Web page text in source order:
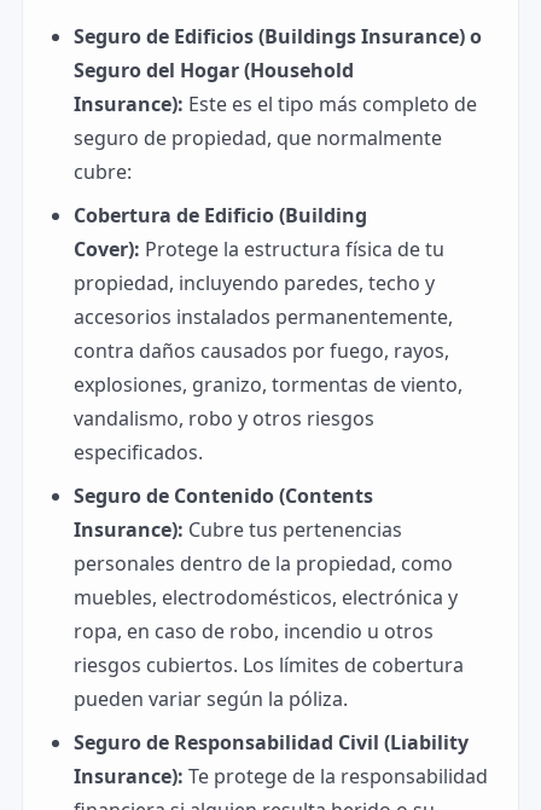
Seguro de Edificios (Buildings Insurance) o
Seguro del Hogar (Household
Insurance): Este es el tipo más completo de
seguro de propiedad, que normalmente
cubre:
Cobertura de Edificio (Building
Cover): Protege la estructura física de tu
propiedad, incluyendo paredes, techo y
accesorios instalados permanentemente,
contra daños causados por fuego, rayos,
explosiones, granizo, tormentas de viento,
vandalismo, robo y otros riesgos
especificados.
Seguro de Contenido (Contents
Insurance): Cubre tus pertenencias
personales dentro de la propiedad, como
muebles, electrodomésticos, electrónica y
ropa, en caso de robo, incendio u otros
riesgos cubiertos. Los límites de cobertura
pueden variar según la póliza.
Seguro de Responsabilidad Civil (Liability
Insurance): Te protege de la responsabilidad